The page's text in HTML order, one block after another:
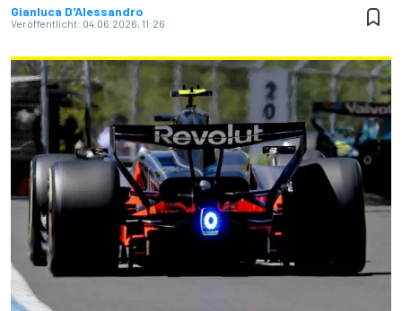
Gianluca D'Alessandro
Veröffentlicht: 04.06.2026, 11:26